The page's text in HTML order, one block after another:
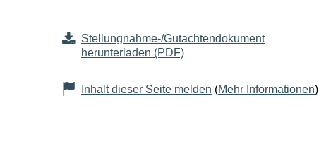
Stellungnahme-/Gutachtendokument
herunterladen (PDF)
Inhalt dieser Seite melden (Mehr Informationen)